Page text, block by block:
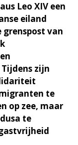
Leo XIV een
eiland
grenspost van
zijn
te
op zee, maar
te